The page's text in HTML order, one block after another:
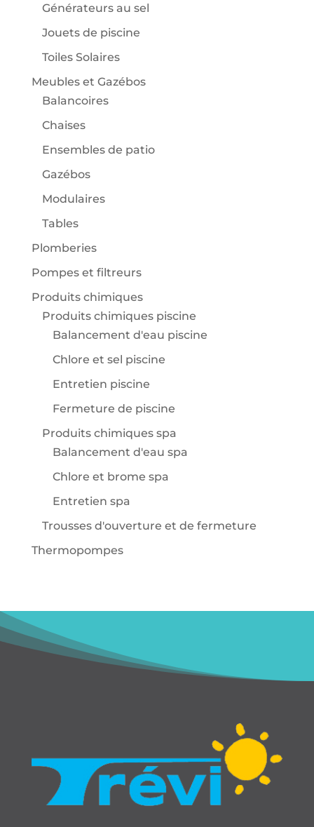
Générateurs au sel
Jouets de piscine
Toiles Solaires
Meubles et Gazébos
Balancoires
Chaises
Ensembles de patio
Gazébos
Modulaires
Tables
Plomberies
Pompes et filtreurs
Produits chimiques
Produits chimiques piscine
Balancement d'eau piscine
Chlore et sel piscine
Entretien piscine
Fermeture de piscine
Produits chimiques spa
Balancement d'eau spa
Chlore et brome spa
Entretien spa
Trousses d'ouverture et de fermeture
Thermopompes